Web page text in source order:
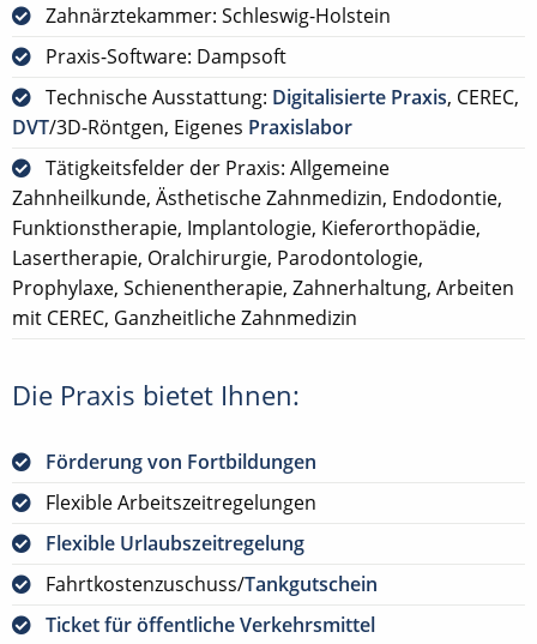
Zahnärztekammer: Schleswig-Holstein
Praxis-Software: Dampsoft
Technische Ausstattung: Digitalisierte Praxis, CEREC,
DVT/3D-Röntgen, Eigenes Praxislabor
Tätigkeitsfelder der Praxis: Allgemeine
Zahnheilkunde, Ästhetische Zahnmedizin, Endodontie,
Funktionstherapie, Implantologie, Kieferorthopädie,
Lasertherapie, Oralchirurgie, Parodontologie,
Prophylaxe, Schienentherapie, Zahnerhaltung, Arbeiten
mit CEREC, Ganzheitliche Zahnmedizin
Die Praxis bietet Ihnen:
Förderung von Fortbildungen
Flexible Arbeitszeitregelungen
Flexible Urlaubszeitregelung
Fahrtkostenzuschuss/Tankgutschein
Ticket für öffentliche Verkehrsmittel